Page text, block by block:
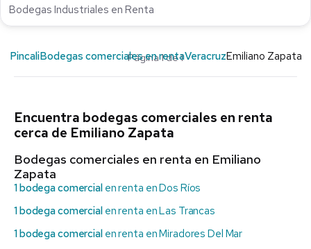
Bodegas Industriales en Renta
Página 1 de 1
PincaliBodegas comerciales en rentaVeracruzEmiliano Zapata
Encuentra bodegas comerciales en renta
cerca de Emiliano Zapata
Bodegas comerciales en renta en Emiliano
Zapata
1 bodega comercialen renta en Dos Ríos
1 bodega comercialen renta en Las Trancas
1 bodega comercialen renta en Miradores Del Mar